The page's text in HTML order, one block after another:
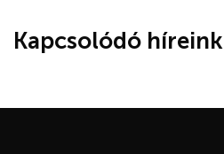
Kapcsolódó híreink